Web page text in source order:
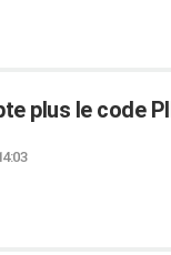
plus le code